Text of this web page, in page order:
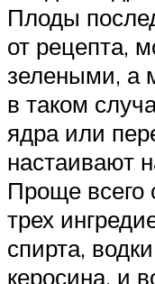
Плоды
от рецепта,
зелеными, а
в таком
ядра или
настаивают
Проще всего
трех
спирта,
керосина, и